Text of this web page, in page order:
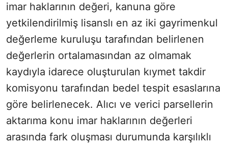
imar haklarının değeri, kanuna göre
yetkilendirilmiş lisanslı en az iki gayrimenkul
değerleme kuruluşu tarafından belirlenen
değerlerin ortalamasından az olmamak
kaydıyla idarece oluşturulan kıymet takdir
komisyonu tarafından bedel tespit esaslarına
göre belirlenecek. Alıcı ve verici parsellerin
aktarıma konu imar haklarının değerleri
arasında fark oluşması durumunda karşılıklı